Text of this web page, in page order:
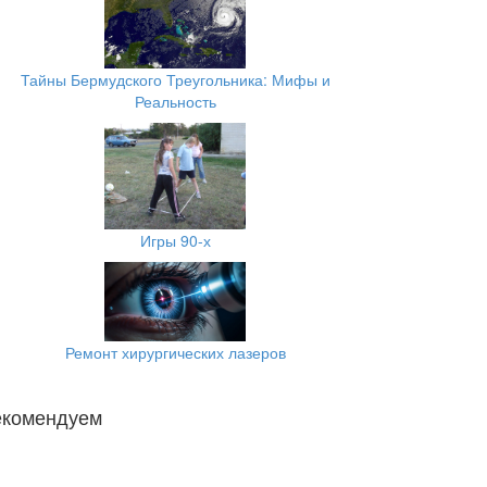
Тайны Бермудского Треугольника: Мифы и
Реальность
Игры 90-х
Ремонт хирургических лазеров